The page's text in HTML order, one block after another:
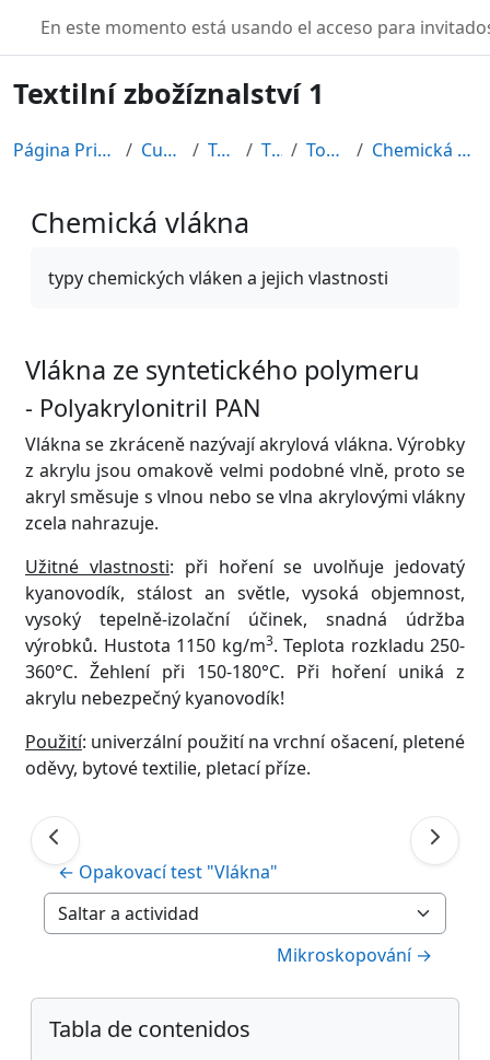
TURBO
En este momento está usando el acceso para
Textilní zbožíznalství 1
Página Principal Cursos Textil TZB Topic 2 Chemická vlákna
Chemická vlákna
typy chemických vláken a jejich vlastnosti
Vlákna ze syntetického polymeru
- Polyakrylonitril PAN
Vlákna se zkráceně nazývají akrylová vlákna. Výrobky
z akrylu jsou omakově velmi podobné vlně, proto se
akryl směsuje s vlnou nebo se vlna akrylovými vlákny
zcela nahrazuje.
Užitné vlastnosti: při hoření se uvolňuje jedovatý
kyanovodík, stálost an světle, vysoká objemnost,
vysoký tepelně-izolační účinek, snadná údržba
výrobků. Hustota 1150 kg/m3. Teplota rozkladu 250-
360°C. Žehlení při 150-180°C. Při hoření uniká z
akrylu nebezpečný kyanovodík!
Použití: univerzální použití na vrchní ošacení, pletené
oděvy, bytové textilie, pletací příze.
← Opakovací test "Vlákna"
Saltar a actividad
Mikroskopování →
Bloques
Salta Tabla de contenidos
Tabla de contenidos